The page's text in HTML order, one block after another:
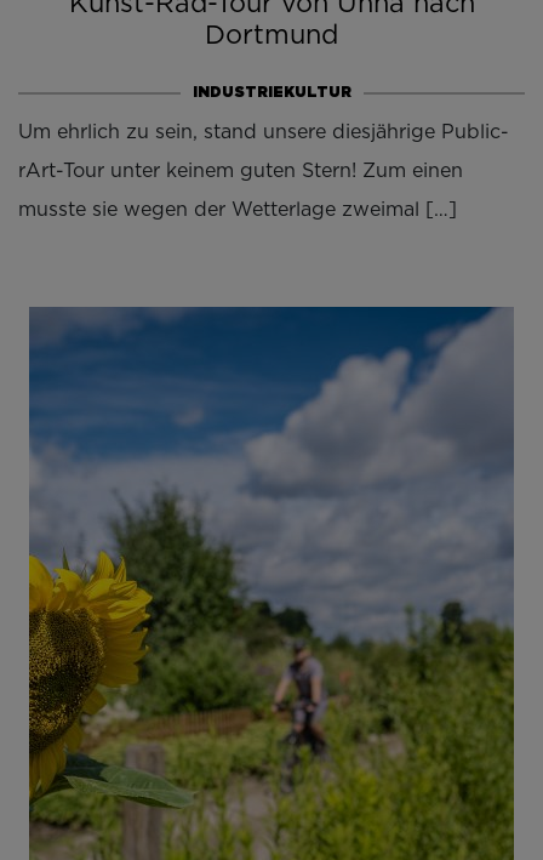
Dortmund
INDUSTRIEKULTUR
Um ehrlich zu sein, stand unsere diesjährige Public-
rArt-Tour unter keinem guten Stern! Zum einen
musste sie wegen der Wetterlage zweimal […]